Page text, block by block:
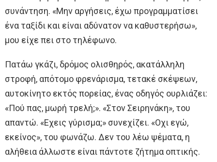
συνάντηση. «Μην αργήσεις, έχω προγραμματίσει
ένα ταξίδι και είναι αδύνατον να καθυστερήσω»,
μου είχε πει στο τηλέφωνο.
Πατάω γκάζι, δρόμος ολισθηρός, ακατάλληλη
στροφή, απότομο φρενάρισμα, τετακέ σκέψεων,
αυτοκίνητο εκτός πορείας, ένας οδηγός ουρλιάζει:
«Πού πας, μωρή τρελή;». «Στον Σειρηνάκη», του
απαντώ. «Εχεις γύρισμα;» συνεχίζει. «Οχι εγώ,
εκείνος», του φωνάζω. Δεν του λέω ψέματα, η
αλήθεια άλλωστε είναι πάντοτε ζήτημα οπτικής.